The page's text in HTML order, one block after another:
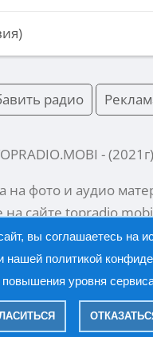
радио
- (2021
на фото и аудио
на сайтеtopradio.mobi
владельцам.
Русский | English
|
вы соглашаетесь на
нашей политикой
уровня